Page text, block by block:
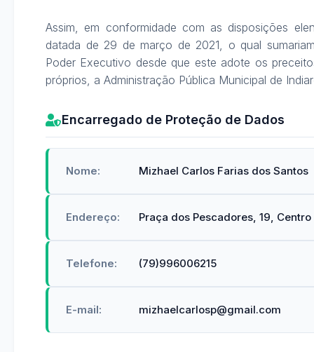
Assim, em conformidade com as disposições
datada de 29 de março de 2021, o qual
Poder Executivo desde que este adote os
próprios, a Administração Pública Municipal de
Encarregado de Proteção de Dados
mail
Nome: Mizhael Carlos Farias dos Santos
Endereço: Praça dos Pescadores, 19, Centro
Telefone: (79)996006215
E-mail: mizhaelcarlosp@gmail.com